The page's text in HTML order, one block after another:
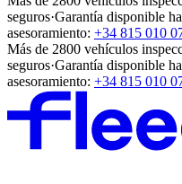
seguros·Garantía disponible
asesoramiento: +34 815 010
Más de 2800 vehículos
seguros·Garantía disponible
asesoramiento: +34 815 010